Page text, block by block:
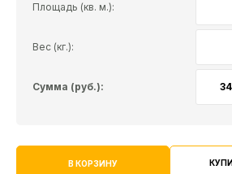
Площадь (кв. м.):
Вес (кг.):
Сумма (руб.):
В КОРЗИНУ